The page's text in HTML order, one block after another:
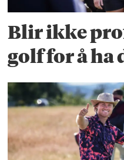
Blir ikke
golf for å ha